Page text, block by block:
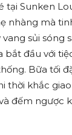
tại Sunken
nhàng mà
sủi sóng
bắt đầu với
Bữa tối
thời khắc
đếm ngược